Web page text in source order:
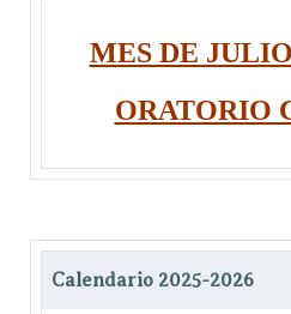
MES DE
ORATORIO
Calendario 2025-2026